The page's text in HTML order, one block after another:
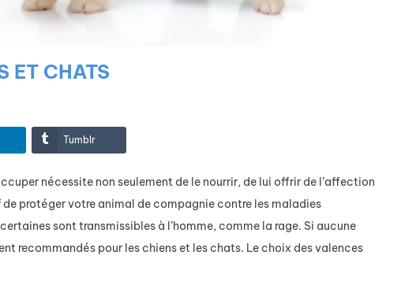
ET CHATS
Tumblr
nécessite non seulement de le nourrir, de lui offrir de l’affection
protéger votre animal de compagnie contre les maladies
sont transmissibles à l’homme, comme la rage. Si aucune
recommandés pour les chiens et les chats. Le choix des valences